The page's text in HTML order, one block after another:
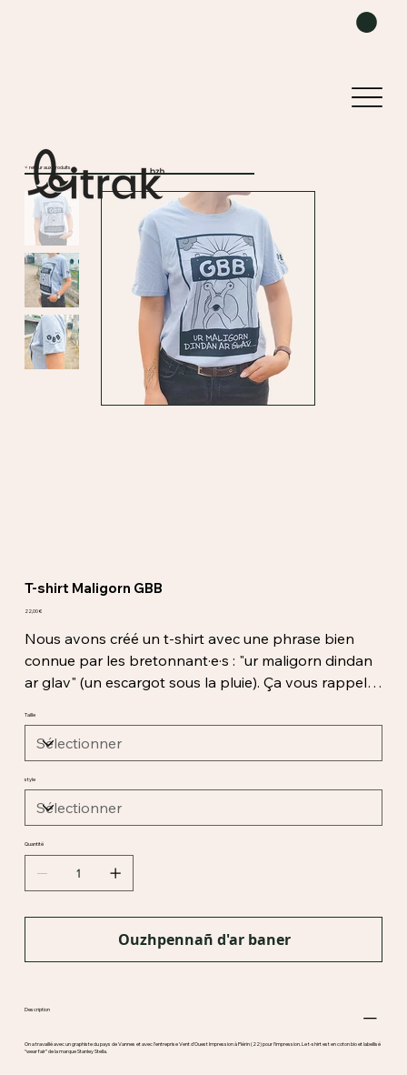
< retour aux produits
T-shirt Maligorn GBB
Prix
22,00 €
Nous avons créé un t-shirt avec une phrase bien
connue par les bretonnant·e·s : "ur maligorn dindan
ar glav" (un escargot sous la pluie). Ça vous rappelle
mettre un peu de breton dans votre quotidien.
Taille
style
Quantité
Ouzhpennañ d'ar baner
Description
On a travaillé avec un graphiste du pays de Vannes et avec l’entreprise Vent d’Ouest Impression à Plérin (22) pour l’impression. Le t-shirt est en coton bio et labellisé
“wear fair” de la marque Stanley Stella.